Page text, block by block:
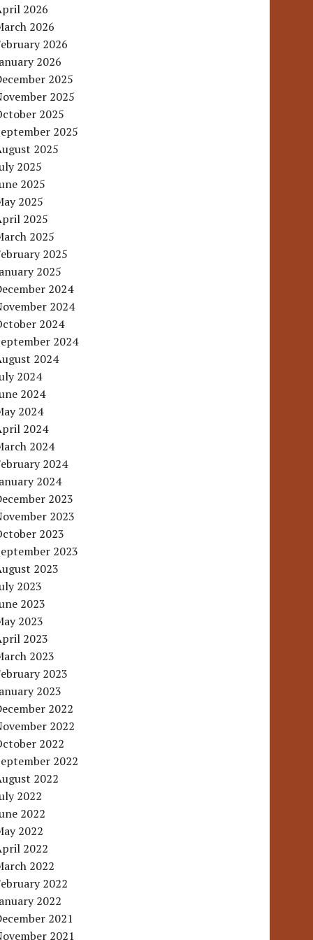
2026
2026
2026
2026
2025
2025
2025
2025
2025
2025
2025
2025
2025
2025
2025
2025
2024
2024
2024
2024
2024
2024
2024
2024
2024
2024
2024
2024
2023
2023
2023
2023
2023
2023
2023
2023
2023
2023
2023
2023
2022
2022
2022
2022
2022
2022
2022
2022
2022
2022
2022
2022
2021
2021